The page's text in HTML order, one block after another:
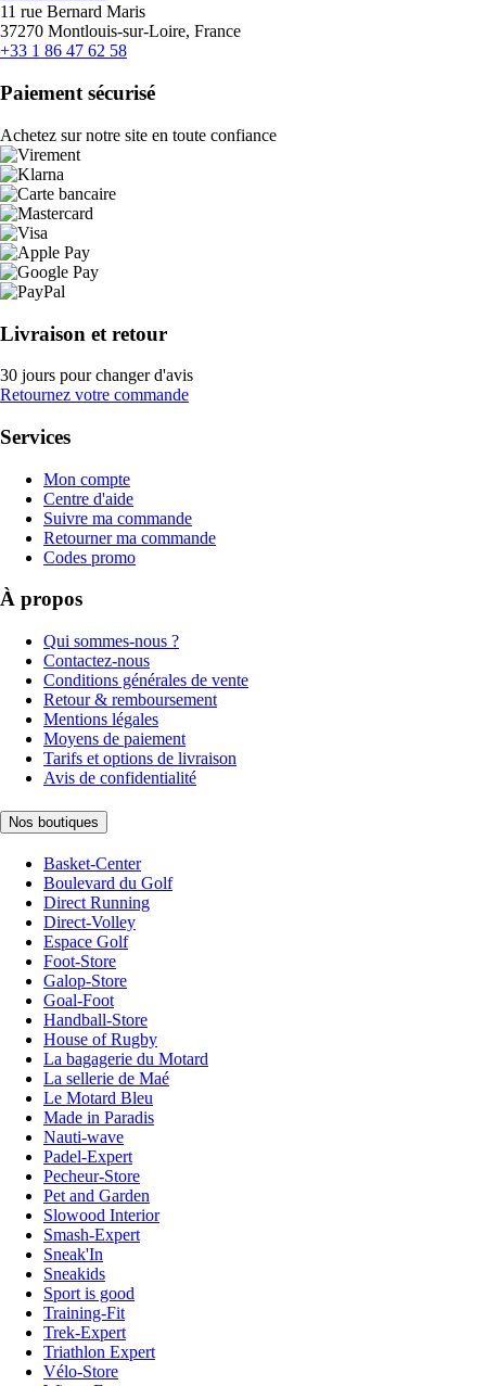
11 rue Bernard Maris
37270 Montlouis-sur-Loire, France
+33 1 86 47 62 58
Paiement sécurisé
Achetez sur notre site en toute confiance
Livraison et retour
30 jours pour changer d'avis
Retournez votre commande
Services
Mon compte
Centre d'aide
Suivre ma commande
Retourner ma commande
Codes promo
À propos
Qui sommes-nous ?
Contactez-nous
Conditions générales de vente
Retour & remboursement
Mentions légales
Moyens de paiement
Tarifs et options de livraison
Avis de confidentialité
Nos boutiques
Basket-Center
Boulevard du Golf
Direct Running
Direct-Volley
Espace Golf
Foot-Store
Galop-Store
Goal-Foot
Handball-Store
House of Rugby
La bagagerie du Motard
La sellerie de Maé
Le Motard Bleu
Made in Paradis
Nauti-wave
Padel-Expert
Pecheur-Store
Pet and Garden
Slowood Interior
Smash-Expert
Sneak'In
Sneakids
Sport is good
Training-Fit
Trek-Expert
Triathlon Expert
Vélo-Store